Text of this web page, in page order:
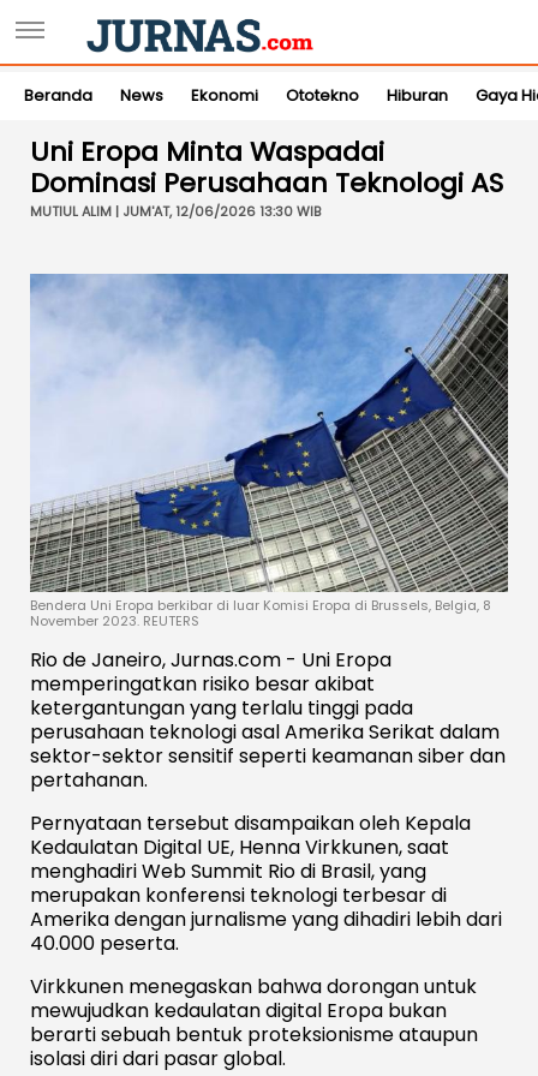
Beranda News Ekonomi Ototekno Hiburan Gaya
Uni Eropa Minta Waspadai
Dominasi Perusahaan Teknologi AS
MUTIUL ALIM | JUM'AT, 12/06/2026 13:30 WIB
Bendera Uni Eropa berkibar di luar Komisi Eropa di Brussels, Belgia, 8
November 2023. REUTERS
Rio de Janeiro, Jurnas.com - Uni Eropa
memperingatkan risiko besar akibat
ketergantungan yang terlalu tinggi pada
perusahaan teknologi asal Amerika Serikat dalam
sektor-sektor sensitif seperti keamanan siber dan
pertahanan.
Pernyataan tersebut disampaikan oleh Kepala
Kedaulatan Digital UE, Henna Virkkunen, saat
menghadiri Web Summit Rio di Brasil, yang
merupakan konferensi teknologi terbesar di
Amerika dengan jurnalisme yang dihadiri lebih dari
40.000 peserta.
Virkkunen menegaskan bahwa dorongan untuk
mewujudkan kedaulatan digital Eropa bukan
berarti sebuah bentuk proteksionisme ataupun
isolasi diri dari pasar global.